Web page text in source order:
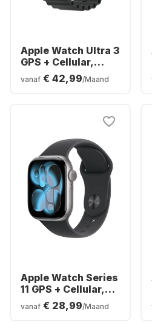
Apple Watch Ultra 3
GPS + Cellular,
titanium kast,
oceaanband, 49
vanaf € 42,99/Maand
Apple Watch Series
11 GPS + Cellular,
aluminium kast, 42
mm
vanaf € 28,99/Maand